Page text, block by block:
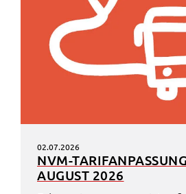
02.07.2026
NVM-
AUGUST 2026